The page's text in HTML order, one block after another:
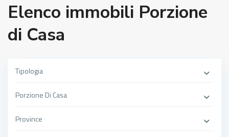
Elenco immobili Porzione
di Casa
Tipologia
Porzione Di Casa
Province